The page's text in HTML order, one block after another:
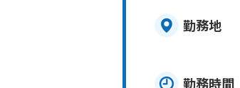
勤務地
勤務時間